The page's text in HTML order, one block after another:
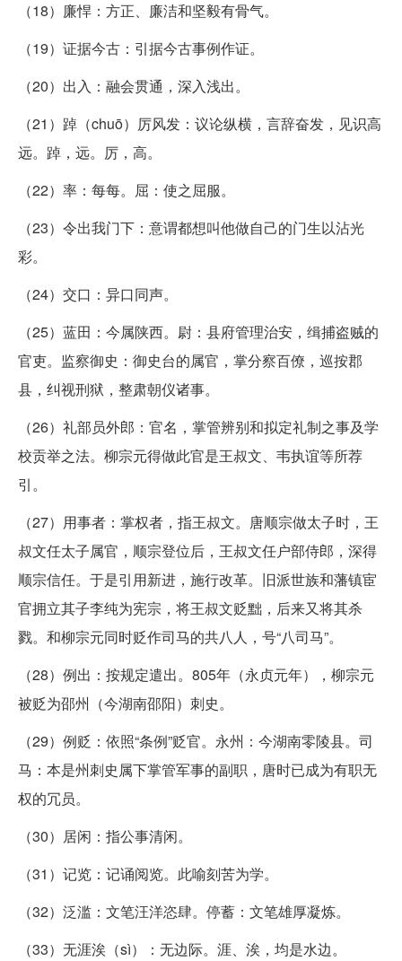
（18）廉悍：方正、廉洁和坚毅有骨气。
（19）证据今古：引据今古事例作证。
（20）出入：融会贯通，深入浅出。
（21）踔（chuō）厉风发：议论纵横，言辞奋发，见识高
远。踔，远。厉，高。
（22）率：每每。屈：使之屈服。
（23）令出我门下：意谓都想叫他做自己的门生以沾光
彩。
（24）交口：异口同声。
（25）蓝田：今属陕西。尉：县府管理治安，缉捕盗贼的
官吏。监察御史：御史台的属官，掌分察百僚，巡按郡
县，纠视刑狱，整肃朝仪诸事。
（26）礼部员外郎：官名，掌管辨别和拟定礼制之事及学
校贡举之法。柳宗元得做此官是王叔文、韦执谊等所荐
引。
（27）用事者：掌权者，指王叔文。唐顺宗做太子时，王
叔文任太子属官，顺宗登位后，王叔文任户部侍郎，深得
顺宗信任。于是引用新进，施行改革。旧派世族和藩镇宦
官拥立其子李纯为宪宗，将王叔文贬黜，后来又将其杀
戮。和柳宗元同时贬作司马的共八人，号“八司马”。
（28）例出：按规定遣出。805年（永贞元年），柳宗元
被贬为邵州（今湖南邵阳）刺史。
（29）例贬：依照“条例”贬官。永州：今湖南零陵县。司
马：本是州刺史属下掌管军事的副职，唐时已成为有职无
权的冗员。
（30）居闲：指公事清闲。
（31）记览：记诵阅览。此喻刻苦为学。
（32）泛滥：文笔汪洋恣肆。停蓄：文笔雄厚凝炼。
（33）无涯涘（sì）：无边际。涯、涘，均是水边。